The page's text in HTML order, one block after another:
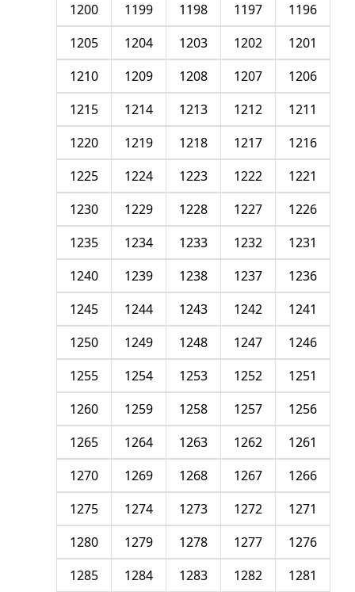
1196
1197
1198
1199
1200
1201
1202
1203
1204
1205
1206
1207
1208
1209
1210
1211
1212
1213
1214
1215
1216
1217
1218
1219
1220
1221
1222
1223
1224
1225
1226
1227
1228
1229
1230
1231
1232
1233
1234
1235
1236
1237
1238
1239
1240
1241
1242
1243
1244
1245
1246
1247
1248
1249
1250
1251
1252
1253
1254
1255
1256
1257
1258
1259
1260
1261
1262
1263
1264
1265
1266
1267
1268
1269
1270
1271
1272
1273
1274
1275
1276
1277
1278
1279
1280
1281
1282
1283
1284
1285